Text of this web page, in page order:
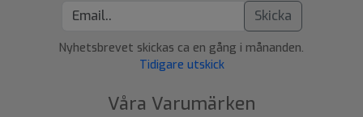
Skicka
Nyhetsbrevet skickas ca en gång i månanden.
Tidigare utskick
Våra Varumärken